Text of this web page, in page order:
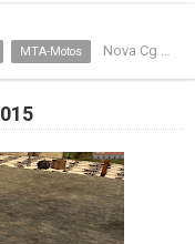
MTA-Motos Nova Cg 150 2015